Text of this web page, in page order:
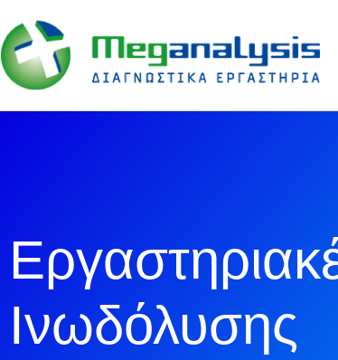
Ινωδόλυσης